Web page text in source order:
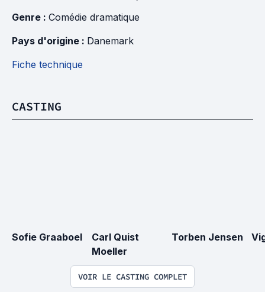
Genre : Comédie dramatique
Pays d'origine : Danemark
Fiche technique
CASTING
Sofie Graaboel
Carl Quist
Moeller
Torben Jensen
VOIR LE CASTING COMPLET